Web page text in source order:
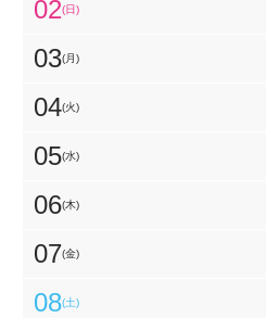
02(日)
03(月)
04(火)
05(水)
06(木)
07(金)
08(土)